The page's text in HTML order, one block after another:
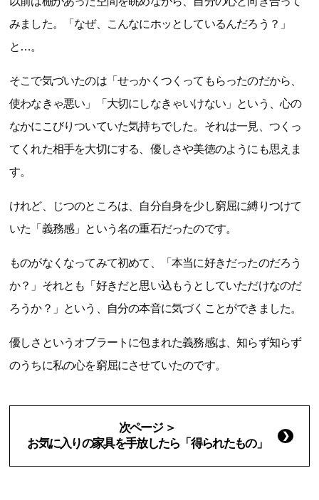
みました。「なぜ、こんなにホッとしているんだろう？」
と…。
そこで気づいたのは「せっかくつくってもらったのだから、
使わなきゃ悪い」「大切にしなきゃいけない」という、心の
なかにこびりついていた気持ちでした。それは一見、つくっ
てくれた相手を大切にする、優しさや美徳のようにも思えま
す。
けれど、じつのところは、自分自身を少し窮屈に縛りつけて
いた「義務感」という名の重石だったのです。
ものがなくなってみて初めて、「本当に好きだったのだろう
か？」それとも「好きだと思い込もうとしていただけなのだ
ろうか？」という、自分の本音に気づくことができました。
優しさというオブラートに包まれた義務感は、知らず知らず
のうちに私の心を窮屈にさせていたのです。
次ページ ＞
お気に入りの家具を手放したら「得られたもの」